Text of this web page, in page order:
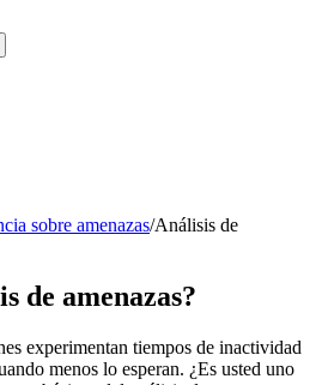
sobre amenazas/Análisis de
de amenazas?
experimentan tiempos de inactividad
menos lo esperan. ¿Es usted uno